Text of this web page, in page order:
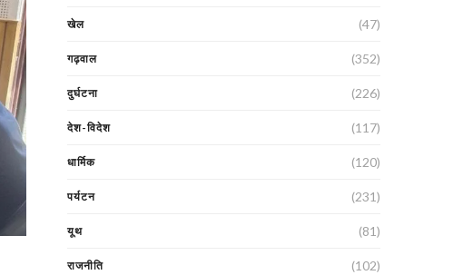
खेल (47)
गढ़वाल (352)
दुर्घटना (226)
देश-विदेश (117)
धार्मिक (120)
पर्यटन (231)
यूथ (81)
राजनीति (102)